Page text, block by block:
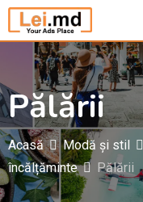
Săriți
la
conținut
Pălării
Acasă Modă și stil
încălțăminte
Pălării